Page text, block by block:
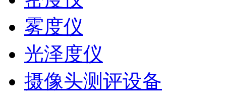
雾度仪
光泽度仪
摄像头测评设备